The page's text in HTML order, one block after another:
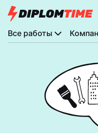
Все работы